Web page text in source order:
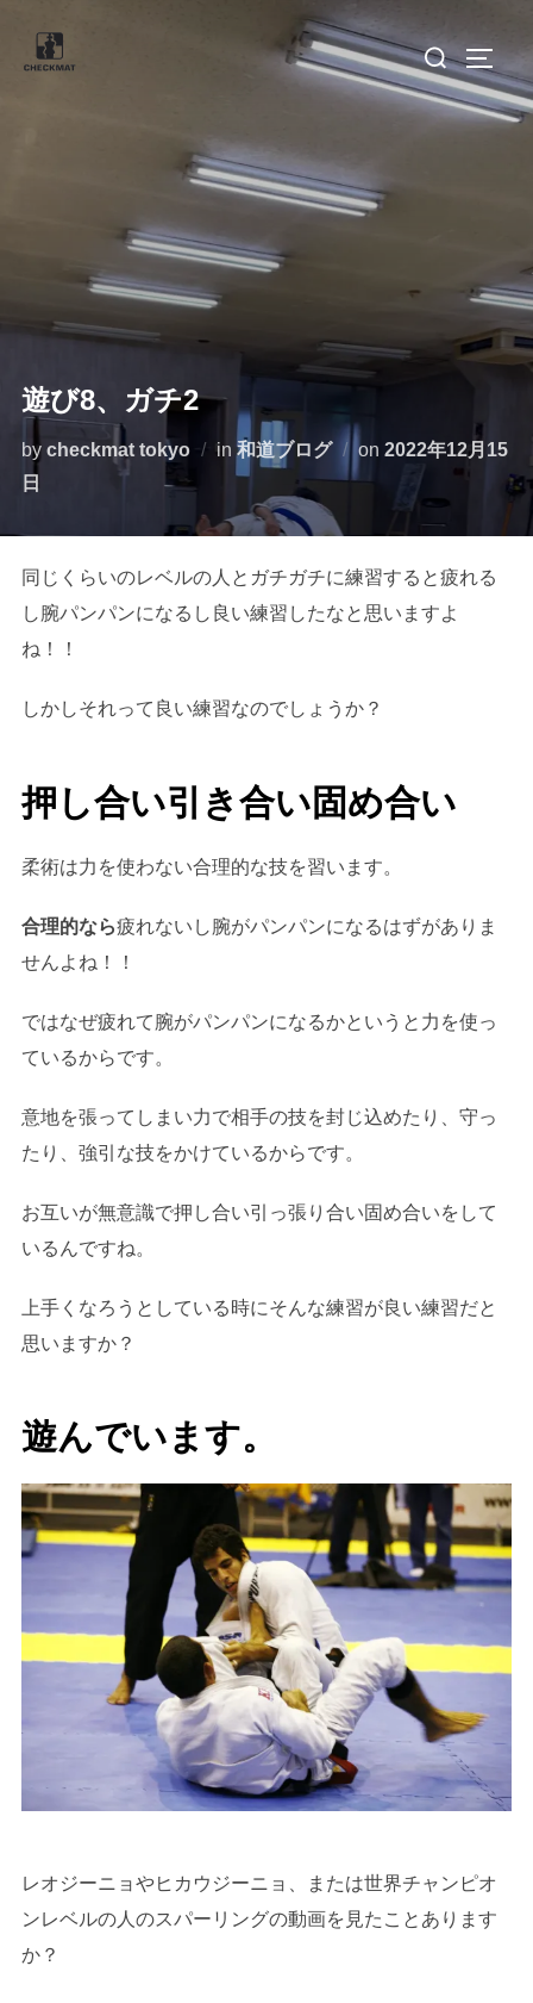
検
索
対
サイ
遊び8、ガチ2
by checkmat tokyo in 和道ブログ on 投
日:
2022年12月15
日
同じくらいのレベルの人とガチガチに練習すると疲れる
し腕パンパンになるし良い練習したなと思いますよ
ね！！
しかしそれって良い練習なのでしょうか？
押し合い引き合い固め合い
柔術は力を使わない合理的な技を習います。
合理的なら疲れないし腕がパンパンになるはずがありま
せんよね！！
ではなぜ疲れて腕がパンパンになるかというと力を使っ
ているからです。
意地を張ってしまい力で相手の技を封じ込めたり、守っ
たり、強引な技をかけているからです。
お互いが無意識で押し合い引っ張り合い固め合いをして
いるんですね。
上手くなろうとしている時にそんな練習が良い練習だと
思いますか？
遊んでいます。
レオジーニョやヒカウジーニョ、または世界チャンピオ
ンレベルの人のスパーリングの動画を見たことあります
か？